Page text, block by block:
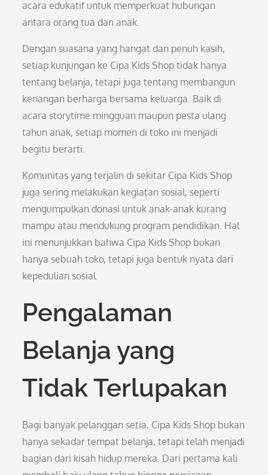
acara edukatif untuk memperkuat hubungan
antara orang tua dan anak.
Dengan suasana yang hangat dan penuh kasih,
setiap kunjungan ke Cipa Kids Shop tidak hanya
tentang belanja, tetapi juga tentang membangun
kenangan berharga bersama keluarga. Baik di
acara storytime mingguan maupun pesta ulang
tahun anak, setiap momen di toko ini menjadi
begitu berarti.
Komunitas yang terjalin di sekitar Cipa Kids Shop
juga sering melakukan kegiatan sosial, seperti
mengumpulkan donasi untuk anak-anak kurang
mampu atau mendukung program pendidikan. Hal
ini menunjukkan bahwa Cipa Kids Shop bukan
hanya sebuah toko, tetapi juga bentuk nyata dari
kepedulian sosial.
Pengalaman
Belanja yang
Tidak Terlupakan
Bagi banyak pelanggan setia, Cipa Kids Shop bukan
hanya sekadar tempat belanja, tetapi telah menjadi
bagian dari kisah hidup mereka. Dari pertama kali